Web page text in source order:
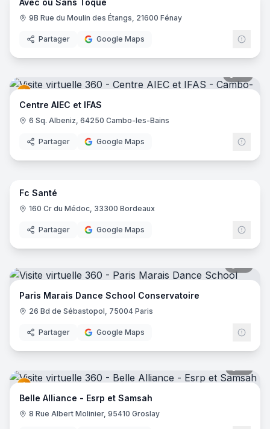
Avec ou Sans Toque
9B Rue du Moulin des Étangs, 21600 Fénay
Partager Google Maps
Centre AIEC et IFAS
6 Sq. Albeniz, 64250 Cambo-les-Bains
Partager Google Maps
8
Fc Santé
160 Cr du Médoc, 33300 Bordeaux
Partager Google Maps
Paris Marais Dance School Conservatoire
26 Bd de Sébastopol, 75004 Paris
Partager Google Maps
Belle Alliance - Esrp et Samsah
8 Rue Albert Molinier, 95410 Groslay